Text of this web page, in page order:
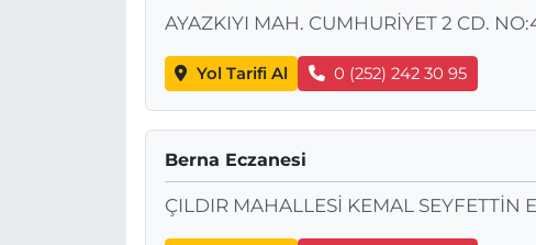
AYAZKIYI MAH. CUMHURİYET 2 CD.
Yol Tarifi Al 0 (252) 242 30 95
Berna Eczanesi
ÇILDIR MAHALLESİ KEMAL SEYFETTİN